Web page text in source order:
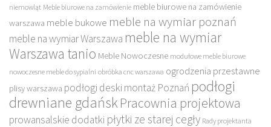
niemowląt Meble biurowe na zamówienie meble biurowe na zamówienie
warszawa meble bukowe meble na wymiar poznań
meble na wymiar Warszawa meble na wymiar
Warszawa tanio Meble Nowoczesne modułowe meble biurowe
nowoczesne meble do sypialni obróbka cnc warszawa ogrodzenia przestawne
plisy warszawa podłogi deski montaż Poznań podłogi
drewniane gdańskPracownia projektowa
prowansalskie dodatki płytki ze starej cegły Rady projektanta